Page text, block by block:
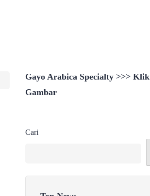
Gayo Arabica Specialty >>> Klik
Gambar
Cari